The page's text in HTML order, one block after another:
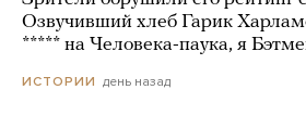
Озвучивший хлеб Гарик
***** на Человека-паука, я
ИСТОРИИ день назад